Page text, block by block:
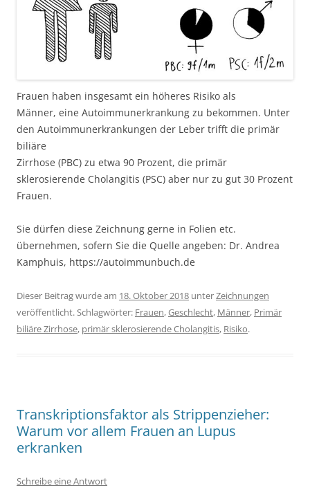
Frauen haben insgesamt ein höheres Risiko als
Männer, eine Autoimmunerkrankung zu bekommen. Unter
den Autoimmunerkrankungen der Leber trifft die primär
biliäre
Zirrhose (PBC) zu etwa 90 Prozent, die primär
sklerosierende Cholangitis (PSC) aber nur zu gut 30 Prozent
Frauen.
Sie dürfen diese Zeichnung gerne in Folien etc.
übernehmen, sofern Sie die Quelle angeben: Dr. Andrea
Kamphuis, https://autoimmunbuch.de
Dieser Beitrag wurde am 18. Oktober 2018 unterZeichnungen
veröffentlicht. Schlagwörter: Frauen,Geschlecht, Männer, Primär
biliäre Zirrhose, primär sklerosierende Cholangitis, Risiko.
Transkriptionsfaktor als Strippenzieher:
Warum vor allem Frauen an Lupus
erkranken
Schreibe eine Antwort